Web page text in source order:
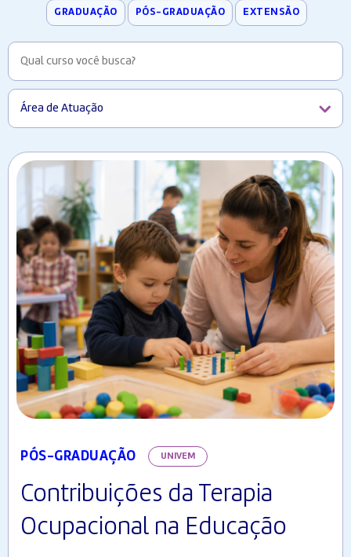
GRADUAÇÃO PÓS-GRADUAÇÃO EXTENSÃO
PÓS-GRADUAÇÃO UNIVEM
Contribuições da Terapia
Ocupacional na Educação